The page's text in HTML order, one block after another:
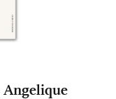
Angelique